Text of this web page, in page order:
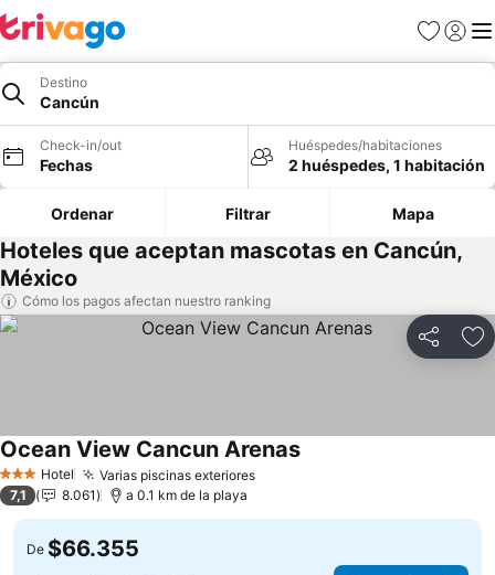
Favoritos
Iniciar
Destino
Cancún
Check-in/out
Fechas
Huéspedes/habitaciones
2 huéspedes, 1 habitación
Ordenar Filtrar Mapa
Hoteles que aceptan mascotas en Cancún,
México
Cómo los pagos afectan nuestro ranking
Compartir
3 Estrellas
Hotel Varias piscinas exterioresVer precios
Ocean View Cancun ArenasVer precios
7,1 8.061 a 0.1 km de la playa
De $66.355